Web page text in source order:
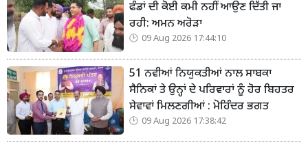
ਫੰਡਾਂ ਦੀ ਕੋਈ ਕਮੀ ਨਹੀਂ ਆਉਣ ਦਿੱਤੀ ਜਾ
ਰਹੀ: ਅਮਨ ਅਰੋੜਾ
09 Aug 2026 17:44:10
51 ਨਵੀਆਂ ਨਿਯੁਕਤੀਆਂ ਨਾਲ ਸਾਬਕਾ
ਸੈਨਿਕਾਂ ਤੇ ਉਨ੍ਹਾਂ ਦੇ ਪਰਿਵਾਰਾਂ ਨੂੰ ਹੋਰ ਬਿਹਤਰ
ਸੇਵਾਵਾਂ ਮਿਲਣਗੀਆਂ : ਮੋਹਿੰਦਰ ਭਗਤ
09 Aug 2026 17:38:42